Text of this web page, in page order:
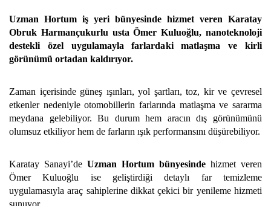
Uzman Hortum iş yeri bünyesinde hizmet veren Karatay
Obruk Harmançukurlu usta Ömer Kuluoğlu, nanoteknoloji
destekli özel uygulamayla farlardaki matlaşma ve kirli
görünümü ortadan kaldırıyor.
Zaman içerisinde güneş ışınları, yol şartları, toz, kir ve çevresel
etkenler nedeniyle otomobillerin farlarında matlaşma ve sararma
meydana gelebiliyor. Bu durum hem aracın dış görünümünü
olumsuz etkiliyor hem de farların ışık performansını düşürebiliyor.
Karatay Sanayi’de Uzman Hortum bünyesinde hizmet veren
Ömer Kuluoğlu ise geliştirdiği detaylı far temizleme
uygulamasıyla araç sahiplerine dikkat çekici bir yenileme hizmeti